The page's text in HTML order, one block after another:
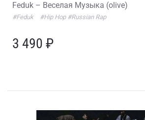
Feduk – Веселая Музыка (olive)
#Feduk #Hip Hop #Russian Rap
3 490 ₽